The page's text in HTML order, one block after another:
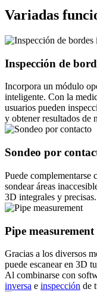
Variadas
Inspección de
Incorpora un módulo
inteligente. Con la
usuarios pueden
y obtener resultados de
Sondeo por
Puede
sondear áreas
3D integrales y precisas.
Pipe measurement
Gracias a los diversos
puede escanear en 3D
Al combinarse con
inversa e inspección de